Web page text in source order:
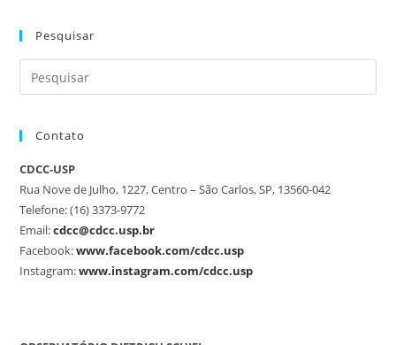
Pesquisar
Contato
CDCC-USP
Rua Nove de Julho, 1227, Centro – São Carlos, SP, 13560-042
Telefone: (16) 3373-9772
Email:cdcc@cdcc.usp.br
Facebook:www.facebook.com/cdcc.usp
Instagram:www.instagram.com/cdcc.usp